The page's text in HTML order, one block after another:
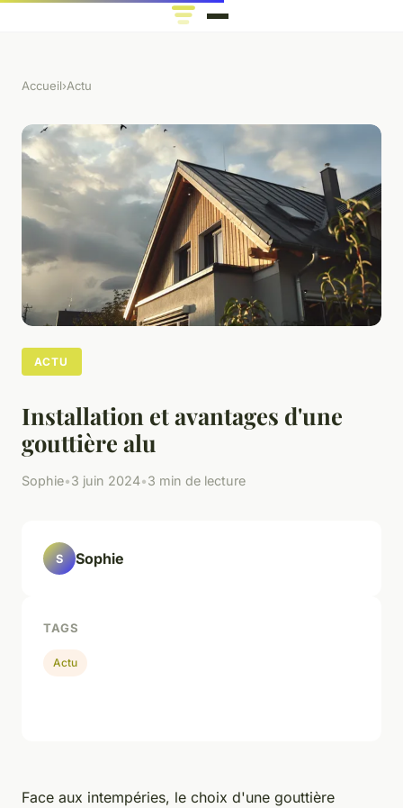
Accueil›Actu
ACTU
Installation et avantages d'une
gouttière alu
Sophie•3 juin 2024•3 min de lecture
Face aux intempéries, le choix d'une gouttière
S Sophie
TAGS
Actu